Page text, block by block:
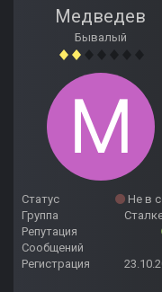
Медведев
Бывалый
Статус
Не в
Группа
Репутация
Сообщений
Регистрация